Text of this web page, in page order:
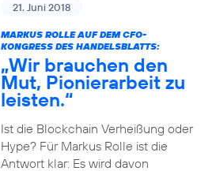
21. Juni 2018
MARKUS ROLLE AUF DEM CFO-
KONGRESS DES HANDELSBLATTS:
„Wir brauchen den
Mut, Pionierarbeit zu
leisten.“
Ist die Blockchain Verheißung oder
Hype? Für Markus Rolle ist die
Antwort klar: Es wird davon